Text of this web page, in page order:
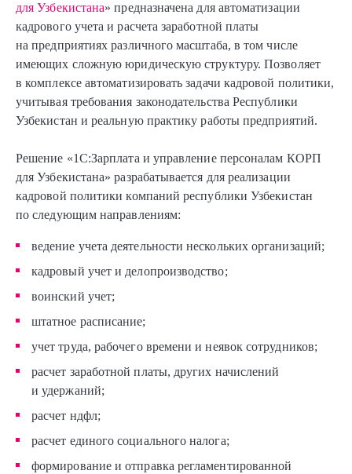
для Узбекистана» предназначена для автоматизации
кадрового учета и расчета заработной платы
на предприятиях различного масштаба, в том числе
имеющих сложную юридическую структуру. Позволяет
в комплексе автоматизировать задачи кадровой политики,
учитывая требования законодательства Республики
Узбекистан и реальную практику работы предприятий.
Решение «1С:Зарплата и управление персоналам КОРП
для Узбекистана» разрабатывается для реализации
кадровой политики компаний республики Узбекистан
по следующим направлениям:
ведение учета деятельности нескольких организаций;
кадровый учет и делопроизводство;
воинский учет;
штатное расписание;
учет труда, рабочего времени и неявок сотрудников;
расчет заработной платы, других начислений
и удержаний;
расчет ндфл;
расчет единого социального налога;
формирование и отправка регламентированной